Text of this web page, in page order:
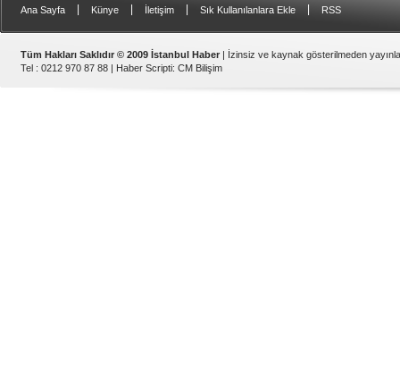
Ana Sayfa Künye İletişim Sık Kullanılanlara Ekle RSS
Tüm Hakları Saklıdır © 2009 İstanbul Haber | İzinsiz ve kaynak gösterilmeden
Tel : 0212 970 87 88 | Haber Scripti: CM Bilişim